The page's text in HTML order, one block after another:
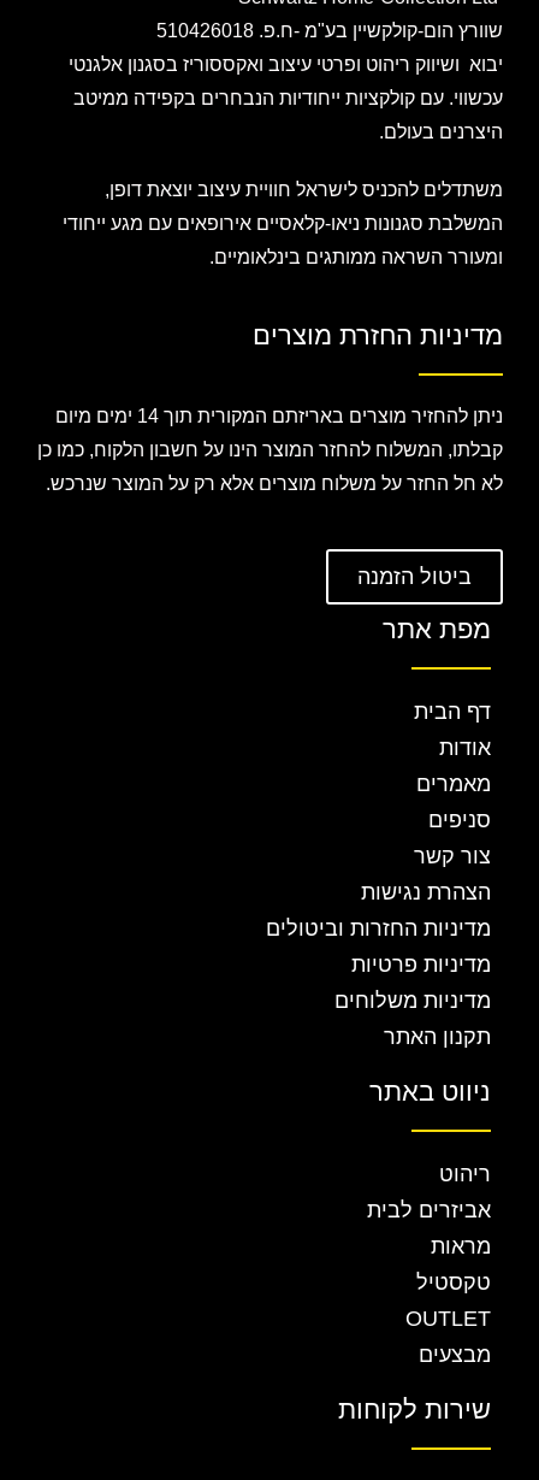
שוורץ הום-קולקשיין בע"מ -ח.פ. 510426018
יבוא ושיווק ריהוט ופרטי עיצוב ואקססוריז בסגנון אלגנטי
עכשווי. עם קולקציות ייחודיות הנבחרים בקפידה ממיטב
היצרנים בעולם.
משתדלים להכניס לישראל חוויית עיצוב יוצאת דופן,
המשלבת סגנונות ניאו-קלאסיים אירופאים עם מגע ייחודי
ומעורר השראה ממותגים בינלאומיים.
מדיניות החזרת מוצרים
ניתן להחזיר מוצרים באריזתם המקורית תוך 14 ימים מיום
קבלתו, המשלוח להחזר המוצר הינו על חשבון הלקוח, כמו כן
לא חל החזר על משלוח מוצרים אלא רק על המוצר שנרכש.
ביטול הזמנה
מפת אתר
דף הבית
אודות
מאמרים
סניפים
צור קשר
הצהרת נגישות
מדיניות החזרות וביטולים
מדיניות פרטיות
מדיניות משלוחים
תקנון האתר
ניווט באתר
ריהוט
אביזרים לבית
מראות
טקסטיל
OUTLET
מבצעים
שירות לקוחות